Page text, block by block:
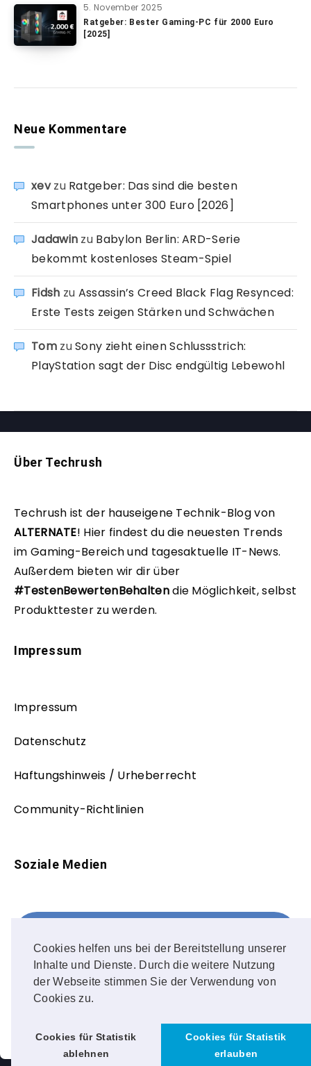
Cookies helfen uns bei der Bereitstellung unserer
Inhalte und Dienste. Durch die weitere Nutzung
der Webseite stimmen Sie der Verwendung von
Cookies zu.
Cookies für Statistik
ablehnen
Cookies für Statistik
erlauben
5. November 2025
Ratgeber: Bester Gaming-PC für 2000 Euro
[2025]
Neue Kommentare
xevzu Ratgeber: Das sind die besten
Smartphones unter 300 Euro [2026]
Jadawin zu Babylon Berlin: ARD-Serie
bekommt kostenloses Steam-Spiel
Fidsh zu Assassin’s Creed Black Flag Resynced:
Erste Tests zeigen Stärken und Schwächen
TomzuSony zieht einen Schlussstrich:
PlayStation sagt der Disc endgültig Lebewohl
Über Techrush
Techrush ist der hauseigene Technik-Blog von
ALTERNATE! Hier findest du die neuesten Trends
im Gaming-Bereich und tagesaktuelle IT-News.
Außerdem bieten wir dir über
#TestenBewertenBehaltendie Möglichkeit, selbst
Produkttester zu werden.
Impressum
Impressum
Datenschutz
Haftungshinweis / Urheberrecht
Community-Richtlinien
Soziale Medien
FOLLOW ME!
Instagram
OUR PHOTOS!